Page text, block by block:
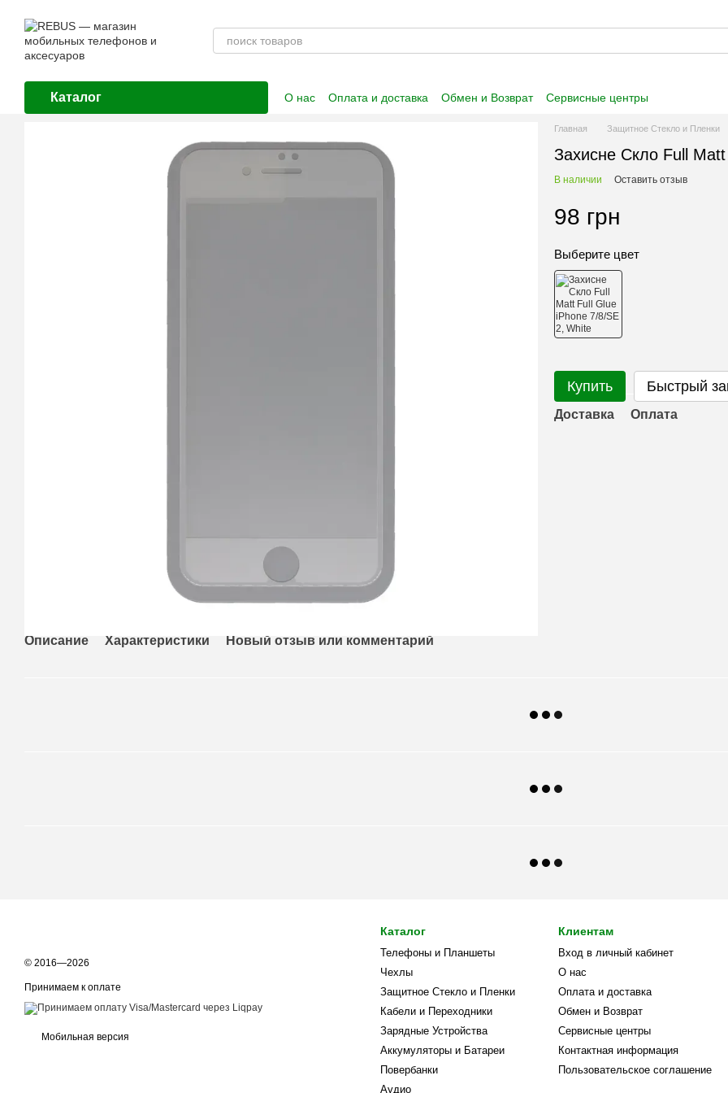
Каталог О нас Оплата и доставка Обмен и Возврат
Сервисные центры
Описание Характеристики Новый отзыв или комментарий
Главная Защитное Стекло и Пленки
Захисне Скло Full
В наличии Оставить отзыв
98 грн
Выберите цвет
Купить Быстрый
Доставка Оплата
© 2016—2026
Принимаем к оплате
Мобильная версия
Каталог
Телефоны и Планшеты
Чехлы
Защитное Стекло и Пленки
Кабели и Переходники
Зарядные Устройства
Аккумуляторы и Батареи
Повербанки
Аудио
Клиентам
Вход в личный кабинет
О нас
Оплата и доставка
Обмен и Возврат
Сервисные центры
Контактная информация
Пользовательское соглашение